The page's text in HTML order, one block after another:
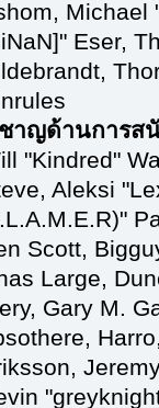
Michael
Eser,
ชาญด้านการส
"Kindred"
Aleksi
Scott,
Large,
Gary M.